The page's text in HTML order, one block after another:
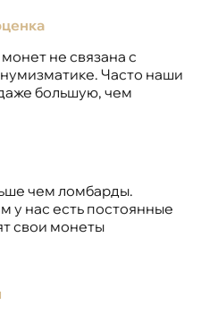
не связана с
Часто наши
большую, чем
чем ломбарды.
у нас есть постоянные
свои монеты